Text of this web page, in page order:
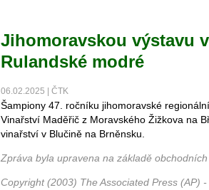
Jihomoravskou výstavu
Rulandské modré
06.02.2025 | ČTK
Šampiony 47. ročníku jihomoravské
Vinařství Maděřič z Moravského Žižkova na
vinařství v Blučině na Brněnsku.
Zpráva byla upravena na základě
Copyright (2003) The Associated Press (AP)